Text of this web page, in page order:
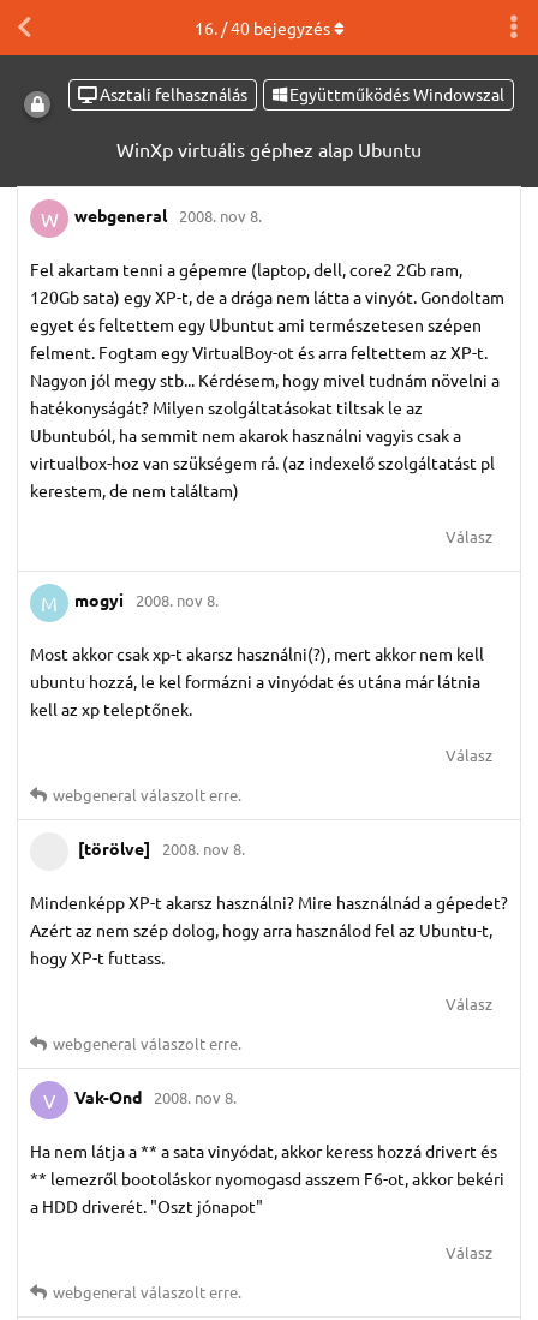
Asztali felhasználás Együttműködés Windowszal
WinXp virtuális géphez alap Ubuntu
16. /40bejegyzés
W webgeneral 2008. nov 8.
Fel akartam tenni a gépemre (laptop, dell, core2 2Gb ram,
120Gb sata) egy XP-t, de a drága nem látta a vinyót. Gondoltam
egyet és feltettem egy Ubuntut ami természetesen szépen
felment. Fogtam egy VirtualBoy-ot és arra feltettem az XP-t.
Nagyon jól megy stb... Kérdésem, hogy mivel tudnám növelni a
hatékonyságát? Milyen szolgáltatásokat tiltsak le az
Ubuntuból, ha semmit nem akarok használni vagyis csak a
virtualbox-hoz van szükségem rá. (az indexelő szolgáltatást pl
kerestem, de nem találtam)
Válasz
M mogyi 2008. nov 8.
Most akkor csak xp-t akarsz használni(?), mert akkor nem kell
ubuntu hozzá, le kel formázni a vinyódat és utána már látnia
kell az xp teleptőnek.
Válasz
webgeneral válaszolt erre.
[törölve] 2008. nov 8.
Mindenképp XP-t akarsz használni? Mire használnád a gépedet?
Azért az nem szép dolog, hogy arra használod fel az Ubuntu-t,
hogy XP-t futtass.
Válasz
webgeneral válaszolt erre.
V Vak-Ond 2008. nov 8.
Ha nem látja a ** a sata vinyódat, akkor keress hozzá drivert és
** lemezről bootoláskor nyomogasd asszem F6-ot, akkor bekéri
a HDD driverét. "Oszt jónapot"
Válasz
webgeneral válaszolt erre.